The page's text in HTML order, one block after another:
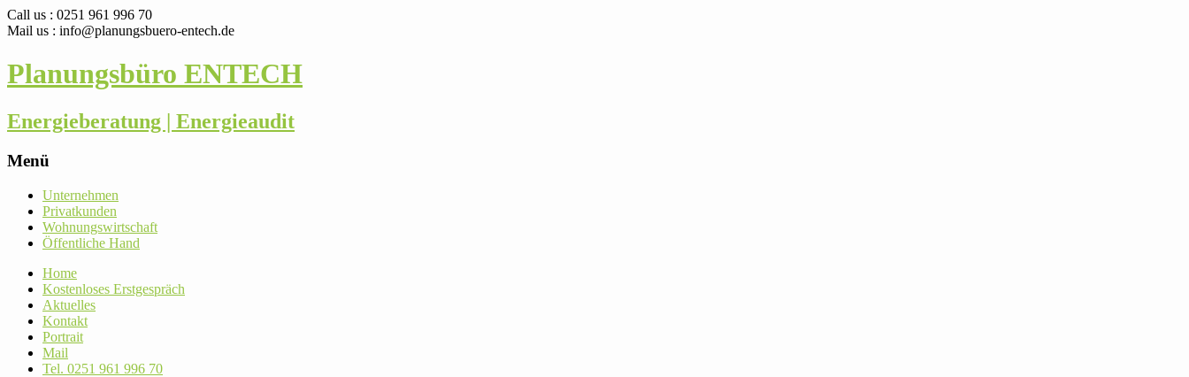
Call us : 0251 961 996 70
Mail us : info@planungsbuero-entech.de
Planungsbüro ENTECH
Energieberatung | Energieaudit
Menü
Skip
content
Unter­nehmen
Pri­vat­kunden
Woh­nungs­wirt­schaft
Öffent­liche Hand
Home
Kos­ten­loses Erstgespräch
Aktu­elles
Kontakt
Por­trait
Mail
Tel. 0251 961 996 70